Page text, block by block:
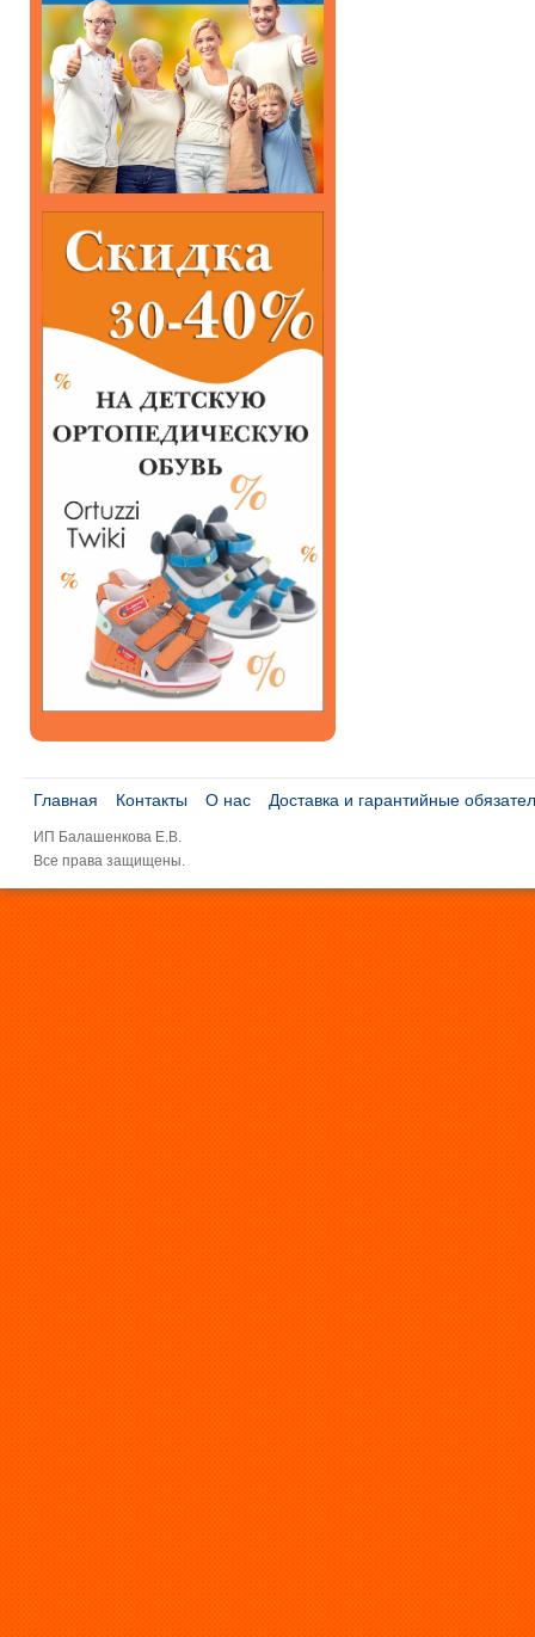
Главная Контакты О нас Доставка и гарантийные
ИП Балашенкова Е.В.
Все права защищены.